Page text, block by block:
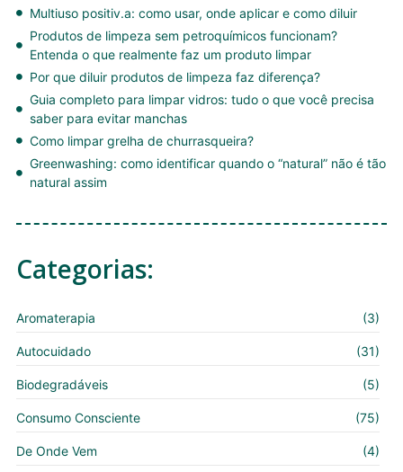
Multiuso positiv.a: como usar, onde aplicar e como diluir
Produtos de limpeza sem petroquímicos funcionam?
Entenda o que realmente faz um produto limpar
Por que diluir produtos de limpeza faz diferença?
Guia completo para limpar vidros: tudo o que você precisa
saber para evitar manchas
Como limpar grelha de churrasqueira?
Greenwashing: como identificar quando o “natural” não é tão
natural assim
Categorias:
Aromaterapia (3)
Autocuidado (31)
Biodegradáveis (5)
Consumo Consciente (75)
De Onde Vem (4)